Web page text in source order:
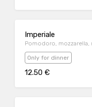
Imperiale
Pomodoro,
Only for dinner
12.50 €